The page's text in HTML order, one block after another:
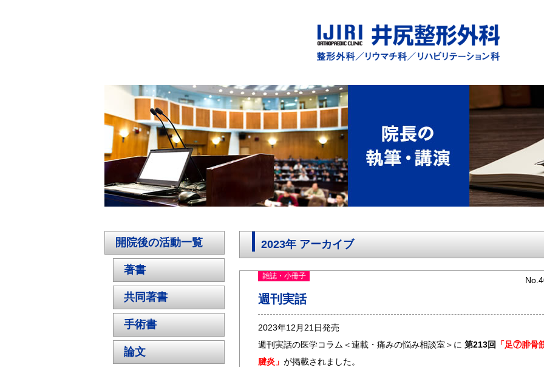
開院後の活動一覧
著書
共同著書
手術書
論文
2023年 アーカイブ
雑誌・小冊子
週刊実話
2023年12月21日発売
週刊実話の医学コラム＜連載・痛みの悩み相談室＞に 第213回
「足⑦腓骨
腱炎」 が掲載されました。